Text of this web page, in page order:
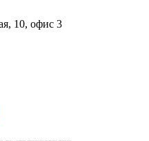
10, офис 3